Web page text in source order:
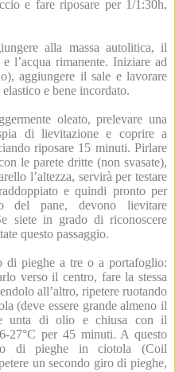
e fare riposare per 1/1:30h,
alla massa autolitica, il
l’acqua rimanente. Iniziare ad
aggiungere il sale e lavorare
e bene incordato.
oleato, prelevare una
di lievitazione e coprire a
riposare 15 minuti. Pirlare
le parete dritte (non svasate),
l’altezza, servirà per testare
e quindi pronto per
del pane, devono lievitare
siete in grado di riconoscere
questo passaggio.
di pieghe a tre o a portafoglio:
verso il centro, fare la stessa
all’altro, ripetere ruotando
(deve essere grande almeno il
unta di olio e chiusa con il
27°C per 45 minuti. A questo
di pieghe in ciotola (Coil
un secondo giro di pieghe,